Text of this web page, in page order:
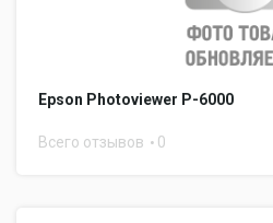
Epson Photoviewer P-6000
Всего отзывов 0